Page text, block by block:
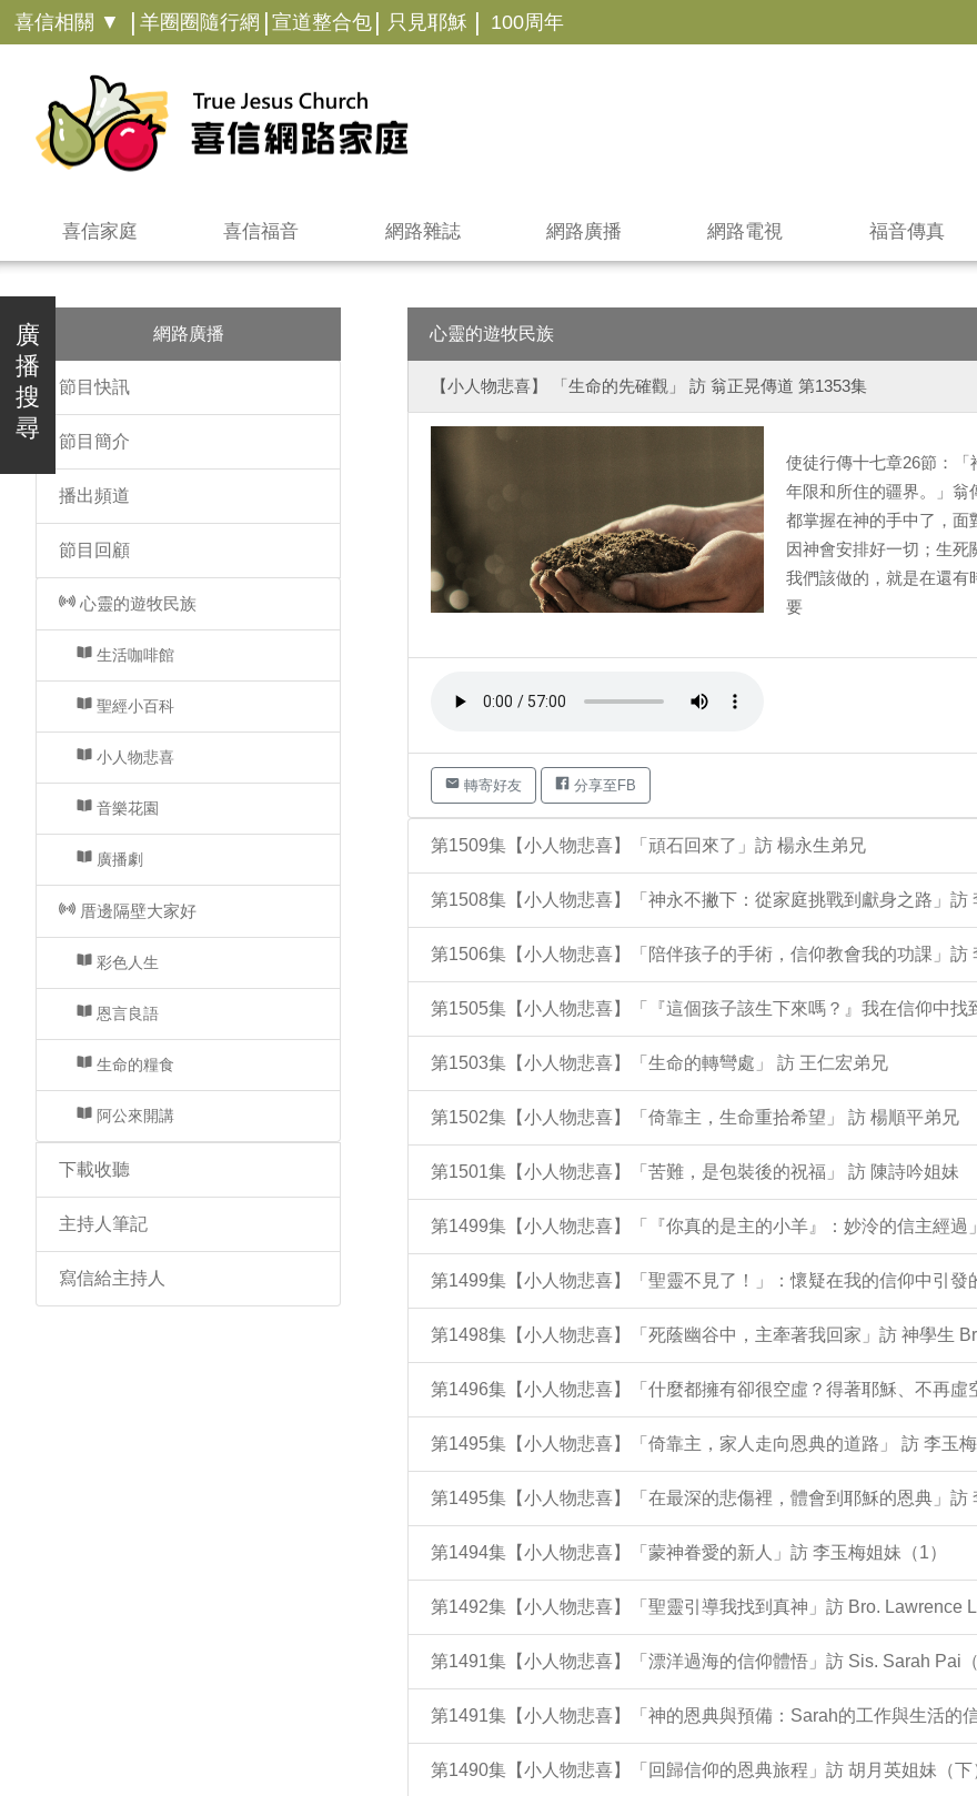
喜信相關 ▼ | 羊圈圈隨行網 | 宣道整合包 | 只見耶穌 | 100周年
喜信家庭 喜信福音 網路雜誌 網路廣播 網路電視 福音傳真
廣
播
搜
尋
網路廣播
節目快訊
節目簡介
播出頻道
節目回顧
心靈的遊牧民族
生活咖啡館
聖經小百科
小人物悲喜
音樂花園
廣播劇
厝邊隔壁大家好
彩色人生
恩言良語
生命的糧食
阿公來開講
下載收聽
主持人筆記
寫信給主持人
心靈的遊牧民族
【小人物悲喜】 「生命的先確觀」 訪 翁正晃傳道 第1353集
使徒行傳十七章26節：
年限和所住的疆界。」翁
都掌握在神的手中了，面
因神會安排好一切；生死
我們該做的，就是在還
要
轉寄好友 分享至FB
第1509集【小人物悲喜】「頑石回來了」訪 楊永生弟兄
第1508集【小人物悲喜】「神永不撇下：從家庭挑戰到獻身之路」訪
第1506集【小人物悲喜】「陪伴孩子的手術，信仰教會我的功課」訪
第1505集【小人物悲喜】「『這個孩子該生下來嗎？』我在信仰中找
第1503集【小人物悲喜】「生命的轉彎處」 訪 王仁宏弟兄
第1502集【小人物悲喜】「倚靠主，生命重拾希望」 訪 楊順平弟兄
第1501集【小人物悲喜】「苦難，是包裝後的祝福」 訪 陳詩吟姐妹
第1499集【小人物悲喜】「『你真的是主的小羊』：妙泠的信主經過
第1499集【小人物悲喜】「聖靈不見了！」：懷疑在我的信仰中引發
第1498集【小人物悲喜】「死蔭幽谷中，主牽著我回家」訪 神學生
第1496集【小人物悲喜】「什麼都擁有卻很空虛？得著耶穌、不再虛
第1495集【小人物悲喜】「倚靠主，家人走向恩典的道路」 訪 李玉梅
第1495集【小人物悲喜】「在最深的悲傷裡，體會到耶穌的恩典」訪
第1494集【小人物悲喜】「蒙神眷愛的新人」訪 李玉梅姐妹（1）
第1492集【小人物悲喜】「聖靈引導我找到真神」訪 Bro. Lawrence
第1491集【小人物悲喜】「漂洋過海的信仰體悟」訪 Sis. Sarah Pai（
第1491集【小人物悲喜】「神的恩典與預備：Sarah的工作與生活的
第1490集【小人物悲喜】「回歸信仰的恩典旅程」訪 胡月英姐妹（下